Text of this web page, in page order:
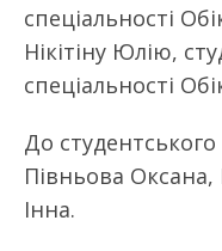
спеціальності
Нікітіну Юлію,
спеціальності
До
Півньова
Інна.